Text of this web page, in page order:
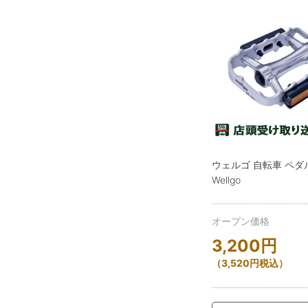
ウェルゴ 自転車 ペ
Wellgo
オープン価格
3,200 円
（3,520円税込）